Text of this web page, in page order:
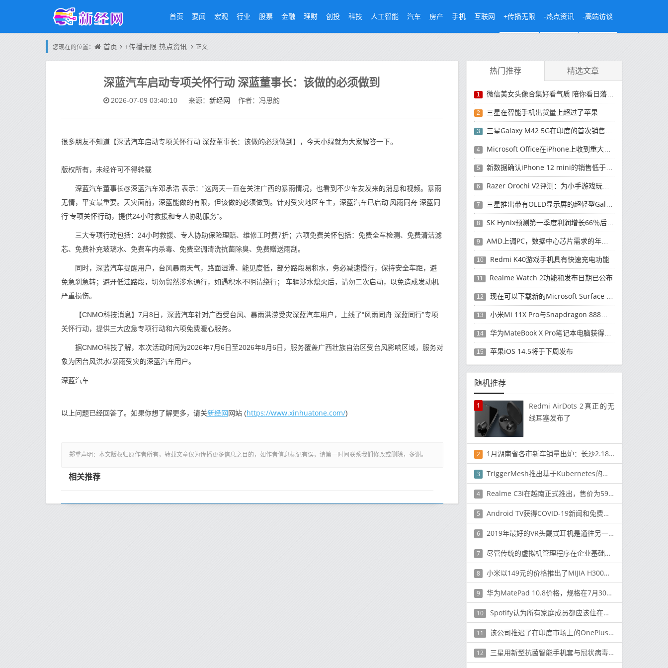
首页 要闻 宏观 行业 股票 金融 理财 创投 科技 人工智能 汽车 房产 手机 互联网 +传播无限 -热点资讯 -高端访谈
您现在的位置： 首页 +传播无限 热点资讯 正文
深蓝汽车启动专项关怀行动 深蓝董事长：该做的必须做到
2026-07-09 03:40:10 来源： 新经网 作者：冯思韵
很多朋友不知道【深蓝汽车启动专项关怀行动 深蓝董事长：该做的必须做到】，今天小绿就为大家解答一下。
版权所有，未经许可不得转载
深蓝汽车董事长@深蓝汽车邓承浩 表示：“这两天一直在关注广西的暴雨情况，也看到不少车友发来的消息和视频。暴雨
无情，平安最重要。天灾面前，深蓝能做的有限，但该做的必须做到。针对受灾地区车主，深蓝汽车已启动‘风雨同舟 深蓝同
行’专项关怀行动，提供24小时救援和专人协助服务”。
三大专项行动包括：24小时救援、专人协助保险理赔、维修工时费7折；六项免费关怀包括：免费全车检测、免费清洁滤
芯、免费补充玻璃水、免费车内杀毒、免费空调清洗抗菌除臭、免费赠送雨刮。
同时，深蓝汽车提醒用户，台风暴雨天气，路面湿滑、能见度低，部分路段易积水，务必减速慢行，保持安全车距，避
免急刹急转；避开低洼路段，切勿贸然涉水通行，如遇积水不明请绕行； 车辆涉水熄火后，请勿二次启动，以免造成发动机
严重损伤。
【CNMO科技消息】7月8日，深蓝汽车针对广西受台风、暴雨洪涝受灾深蓝汽车用户，上线了“风雨同舟 深蓝同行”专项
关怀行动，提供三大应急专项行动和六项免费暖心服务。
据CNMO科技了解，本次活动时间为2026年7月6日至2026年8月6日，服务覆盖广西壮族自治区受台风影响区域，服务对
象为因台风洪水/暴雨受灾的深蓝汽车用户。
深蓝汽车
以上问题已经回答了。如果你想了解更多，请关新经网网站 (https://www.xinhuatone.com/)
郑重声明：本文版权归原作者所有，转载文章仅为传播更多信息之目的，如作者信息标记有误，请第一时间联系我们修改或删除，多谢。
相关推荐
热门推荐 精选文章
1 微信美女头像合集好看气质 陪你看日落的人比日落更浪漫
2 三星在智能手机出货量上超过了苹果
3 三星Galaxy M42 5G在印度的首次销售将于今晚开始
4 Microsoft Office在iPhone上收到重大更新
5 新数据确认iPhone 12 mini的销售低于预期
6 Razer Orochi V2评测：为小手游戏玩家设计的鼠标
7 三星推出带有OLED显示屏的超轻型Galaxy Book Pro和Galaxy Book Pro 360笔记本电脑
8 SK Hynix预测第一季度利润增长66％后，对芯片的需求将增强
9 AMD上调PC，数据中心芯片需求的年度收入预测
10 Redmi K40游戏手机具有快速充电功能
11 Realme Watch 2功能和发布日期已公布
12 现在可以下载新的Microsoft Surface Duo更新
13 小米Mi 11X Pro与Snapdragon 888处理器一起发布
14 华为MateBook X Pro笔记本电脑获得全新升级
15 苹果iOS 14.5将于下周发布
随机推荐
1
Redmi AirDots 2真正的无
线耳塞发布了
2 1月湖南省各市新车销量出炉：长沙2.18万 占比42.3%
3 TriggerMesh推出基于Kubernetes的无服务器管理平台
4 Realme C3i在越南正式推出，售价为590万越南盾（〜111美元）
5 Android TV获得COVID-19新闻和免费电影的新排行
6 2019年最好的VR头戴式耳机是通往另一个世界的最佳门户
7 尽管传统的虚拟机管理程序在企业基础架构中仍然占有一席之地
8 小米以149元的价格推出了MIJIA H300负离子速干吹风机
9 华为MatePad 10.8价格，规格在7月30日发布之前在零售商网站上出现
10 Spotify认为所有家庭成员都应该住在同一屋檐下
11 该公司推迟了在印度市场上的OnePlus 8和8 Pro销售
12 三星用新型抗菌智能手机套与冠状病毒作斗争